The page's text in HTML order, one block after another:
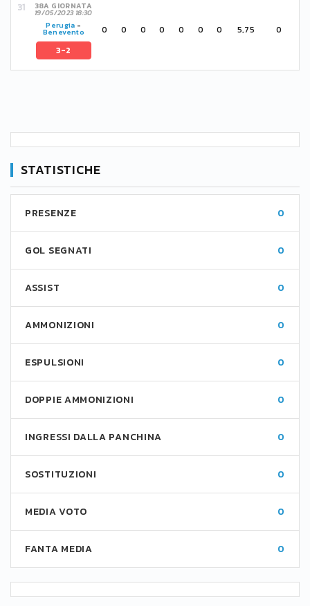
38A GIORNATA
19/05/2023 18:30
Perugia -
Benevento
3-2
0 0 0 0 0 0 0 5,75 0
STATISTICHE
PRESENZE 0
GOL SEGNATI 0
ASSIST 0
AMMONIZIONI 0
ESPULSIONI 0
DOPPIE AMMONIZIONI 0
INGRESSI DALLA PANCHINA 0
SOSTITUZIONI 0
MEDIA VOTO 0
FANTA MEDIA 0